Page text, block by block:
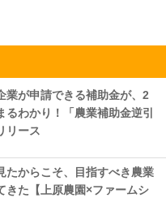
業が申請できる補助金が、2
るわかり！「農業補助金逆引
リース
たからこそ、目指すべき農業
きた【上原農園×ファームシ